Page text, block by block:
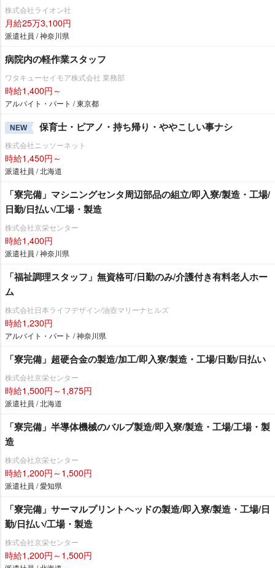
株式会社ライオン社
月給25万3,100円
派遣社員 / 神奈川県
病院内の軽作業スタッフ
ワタキューセイモア株式会社 業務部
時給1,400円～
アルバイト・パート / 東京都
NEW 保育士・ピアノ・持ち帰り・ややこしい事ナシ
株式会社ニッソーネット
時給1,450円～
派遣社員 / 北海道
「寮完備」マシニングセンタ周辺部品の組立/即入寮/製造・工場/
日勤/日払い/工場・製造
株式会社京栄センター
時給1,400円
派遣社員 / 神奈川県
「福祉調理スタッフ」無資格可/日勤のみ/介護付き有料老人ホー
ム
株式会社日本ライフデザイン/油壺マリーナヒルズ
時給1,230円
アルバイト・パート / 神奈川県
「寮完備」超硬合金の製造/加工/即入寮/製造・工場/日勤/日払い
株式会社京栄センター
時給1,500円～1,875円
派遣社員 / 北海道
「寮完備」半導体機械のバルブ製造/即入寮/製造・工場/工場・製
造
株式会社京栄センター
時給1,200円～1,500円
派遣社員 / 愛知県
「寮完備」サーマルプリントヘッドの製造/即入寮/製造・工場/日
勤/日払い/工場・製造
株式会社京栄センター
時給1,200円～1,500円